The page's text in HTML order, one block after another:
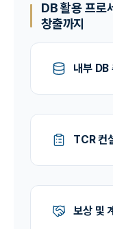
DB 활용 프로
창출까지
내부 DB
TCR 컨
보상 및